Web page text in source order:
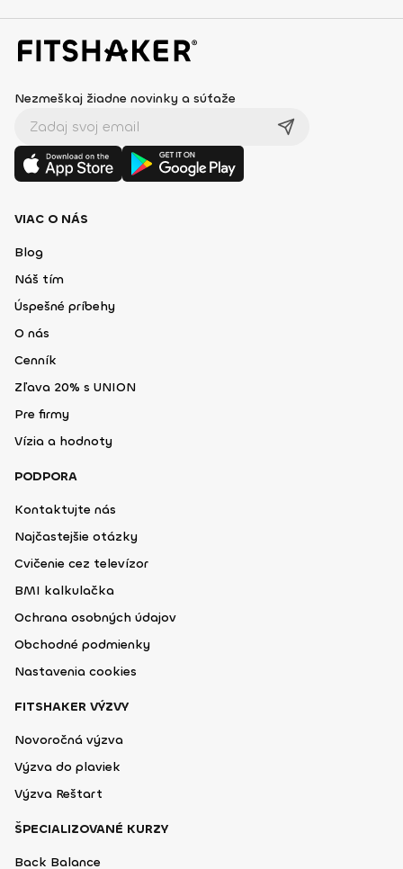
Nezmeškaj žiadne novinky a súťaže
VIAC O NÁS
Blog
Náš tím
Úspešné príbehy
O nás
Cenník
Zľava 20% s UNION
Pre firmy
Vízia a hodnoty
PODPORA
Kontaktujte nás
Najčastejšie otázky
Cvičenie cez televízor
BMI kalkulačka
Ochrana osobných údajov
Obchodné podmienky
Nastavenia cookies
FITSHAKER VÝZVY
Novoročná výzva
Výzva do plaviek
Výzva Reštart
ŠPECIALIZOVANÉ KURZY
Back Balance